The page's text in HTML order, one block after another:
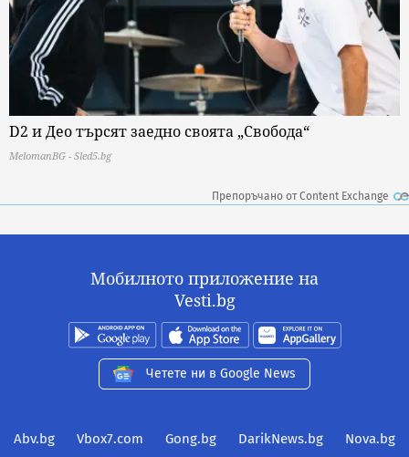
D2 и Део търсят заедно своята „Свобода“
MelomanBG - Sled5.bg
Препоръчано от Content Exchange
Мобилното приложение на
Vesti.bg
Четете ни в Google News
Abv.bg Vbox7.com Gong.bg DarikNews.bg
Nova.bg